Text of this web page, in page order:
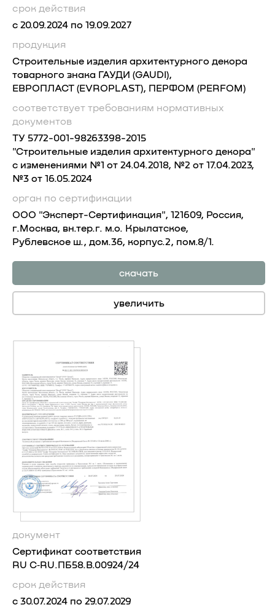
срок действия
с 20.09.2024 по 19.09.2027
продукция
Строительные изделия архитектурного декора
товарного знака ГАУДИ (GAUDI),
ЕВРОПЛАСТ (EVROPLAST), ПЕРФОМ (PERFOM)
соответствует требованиям нормативных
документов
ТУ 5772-001-98263398-2015
"Строительные изделия архитектурного декора"
с изменениями №1 от 24.04.2018, №2 от 17.04.2023,
№3 от 16.05.2024
орган по сертификации
ООО "Эксперт-Сертификация", 121609, Россия,
г.Москва, вн.тер.г. м.о. Крылатское,
Рублевское ш., дом.36, корпус.2, пом.8/1.
скачать
увеличить
документ
Сертификат соответствия
RU C‑RU.ПБ58.В.00924/24
срок действия
с 30.07.2024 по 29.07.2029